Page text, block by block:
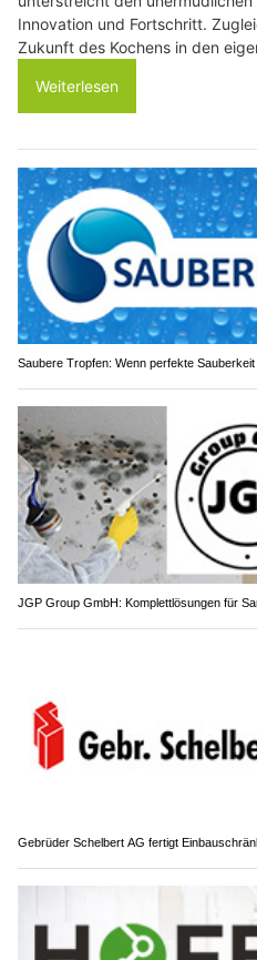
Innovation und Fortschritt.
Zukunft des Kochens in den
Weiterlesen
Saubere Tropfen: Wenn perfekte
JGP Group GmbH: Komplettlösungen für
Gebrüder Schelbert AG fertigt